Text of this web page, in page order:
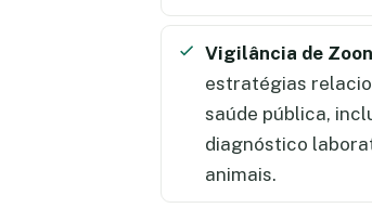
Vigilância de
estratégias
saúde pública,
diagnóstico
animais.